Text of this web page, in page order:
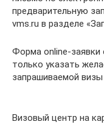
предварительную
vms.ru в разделе
Форма online-заявки
только указать
запрашиваемой
Визовый центр на